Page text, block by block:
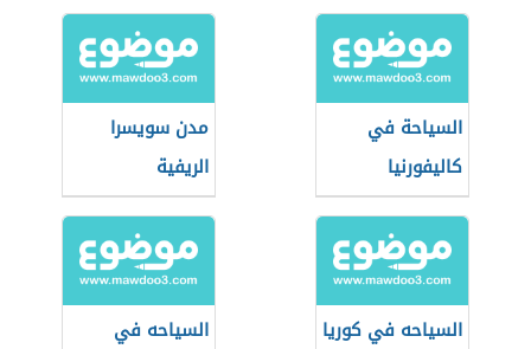
السياحة في
كاليفورنيا
مدن سويسرا
الريفية
السياحه في كوريا
السياحه في